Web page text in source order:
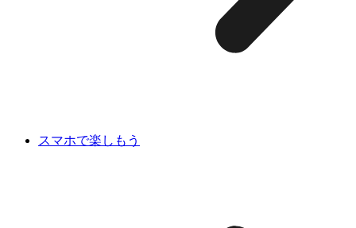
スマホで楽しもう